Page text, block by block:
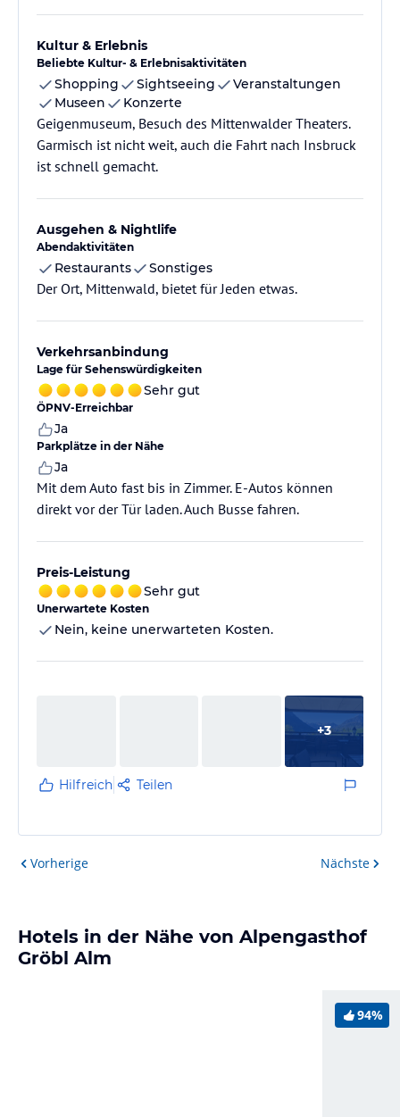
Kultur & Erlebnis
Beliebte Kultur- & Erlebnisaktivitäten
Shopping Sightseeing
Veranstaltungen
Museen
Konzerte
Geigenmuseum, Besuch des Mittenwalder Theaters.
Garmisch ist nicht weit, auch die Fahrt nach Insbruck
ist schnell gemacht.
Ausgehen & Nightlife
Abendaktivitäten
Restaurants Sonstiges
Der Ort, Mittenwald, bietet für Jeden etwas.
Verkehrsanbindung
Lage für Sehenswürdigkeiten
Sehr gut
ÖPNV-Erreichbar
Ja
Parkplätze in der Nähe
Ja
Mit dem Auto fast bis in Zimmer. E-Autos können
direkt vor der Tür laden. Auch Busse fahren.
Preis-Leistung
Sehr gut
Unerwartete Kosten
Nein, keine unerwarteten Kosten.
+3
Hilfreich Teilen
Vorherige Nächste
Hotels in der Nähe von Alpengasthof
Gröbl Alm
94%